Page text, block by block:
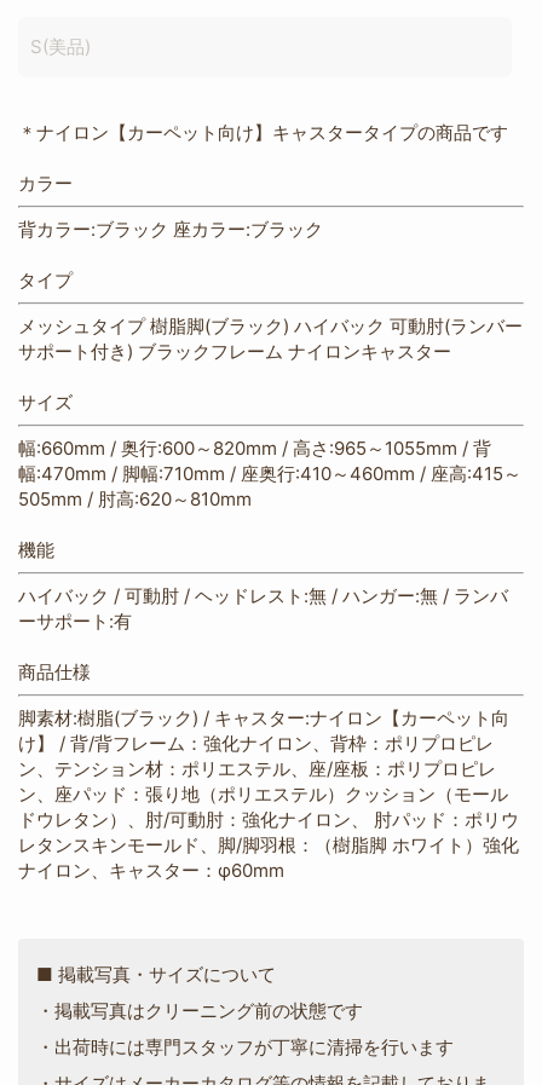
S(美品)
＊ナイロン【カーペット向け】キャスタータイプの商品です
カラー
背カラー:ブラック 座カラー:ブラック
タイプ
メッシュタイプ 樹脂脚(ブラック) ハイバック 可動肘(ランバー
サポート付き) ブラックフレーム ナイロンキャスター
サイズ
幅:660mm / 奥行:600～820mm / 高さ:965～1055mm / 背
幅:470mm / 脚幅:710mm / 座奥行:410～460mm / 座高:415～
505mm / 肘高:620～810mm
機能
ハイバック / 可動肘 / ヘッドレスト:無 / ハンガー:無 / ランバ
ーサポート:有
商品仕様
脚素材:樹脂(ブラック) / キャスター:ナイロン【カーペット向
け】 / 背/背フレーム：強化ナイロン、背枠：ポリプロピレ
ン、テンション材：ポリエステル、座/座板：ポリプロピレ
ン、座パッド：張り地（ポリエステル）クッション（モール
ドウレタン）、肘/可動肘：強化ナイロン、 肘パッド：ポリウ
レタンスキンモールド、脚/脚羽根：（樹脂脚 ホワイト）強化
ナイロン、キャスター：φ60mm
■ 掲載写真・サイズについて
・掲載写真はクリーニング前の状態です
・出荷時には専門スタッフが丁寧に清掃を行います